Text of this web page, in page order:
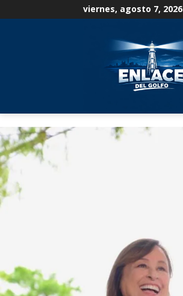
viernes, agosto 7, 2026